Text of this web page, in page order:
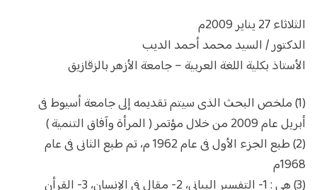
الثلاثاء 27 يناير 2009م
الدكتور / السيد محمد أحمد الديب
الأستاذ بكلية اللغة العربية – جامعة الأزهر بالزقازيق
(1) ملخص البحث الذى سيتم تقديمه إلى جامعة أسيوط فى
أبريل عام 2009 من خلال مؤتمر ( المرأة وآفاق التنمية )
(2) طبع الجزء الأول فى عام 1962 م، تم طبع الثانى فى عام
1968م